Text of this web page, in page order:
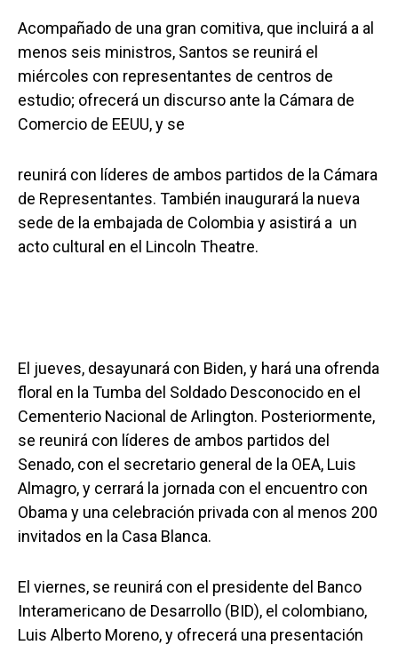
Acompañado de una gran comitiva, que incluirá a al
menos seis ministros, Santos se reunirá el
miércoles con representantes de centros de
estudio; ofrecerá un discurso ante la Cámara de
Comercio de EEUU, y se
reunirá con líderes de ambos partidos de la Cámara
de Representantes. También inaugurará la nueva
sede de la embajada de Colombia y asistirá a un
acto cultural en el Lincoln Theatre.
El jueves, desayunará con Biden, y hará una ofrenda
floral en la Tumba del Soldado Desconocido en el
Cementerio Nacional de Arlington. Posteriormente,
se reunirá con líderes de ambos partidos del
Senado, con el secretario general de la OEA, Luis
Almagro, y cerrará la jornada con el encuentro con
Obama y una celebración privada con al menos 200
invitados en la Casa Blanca.
El viernes, se reunirá con el presidente del Banco
Interamericano de Desarrollo (BID), el colombiano,
Luis Alberto Moreno, y ofrecerá una presentación